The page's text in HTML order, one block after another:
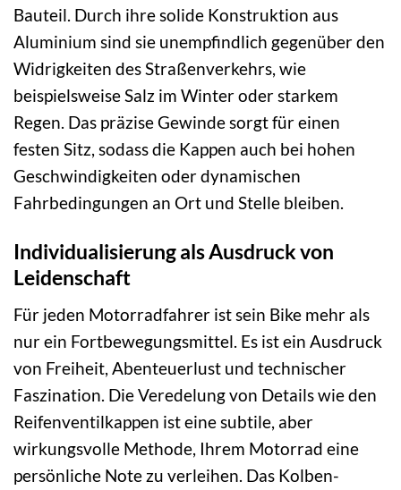
Bauteil. Durch ihre solide Konstruktion aus
Aluminium sind sie unempfindlich gegenüber den
Widrigkeiten des Straßenverkehrs, wie
beispielsweise Salz im Winter oder starkem
Regen. Das präzise Gewinde sorgt für einen
festen Sitz, sodass die Kappen auch bei hohen
Geschwindigkeiten oder dynamischen
Fahrbedingungen an Ort und Stelle bleiben.
Individualisierung als Ausdruck von
Leidenschaft
Für jeden Motorradfahrer ist sein Bike mehr als
nur ein Fortbewegungsmittel. Es ist ein Ausdruck
von Freiheit, Abenteuerlust und technischer
Faszination. Die Veredelung von Details wie den
Reifenventilkappen ist eine subtile, aber
wirkungsvolle Methode, Ihrem Motorrad eine
persönliche Note zu verleihen. Das Kolben-